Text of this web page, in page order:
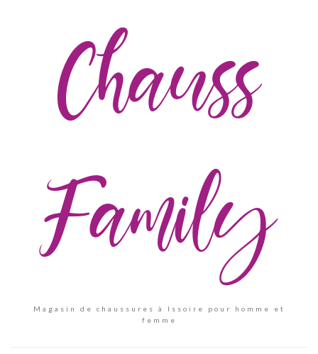
Chauss
Family
Magasin de chaussures à Issoire pour homme et
femme